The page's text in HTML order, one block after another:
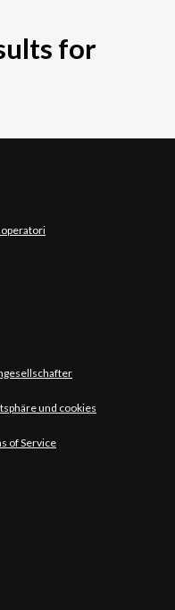
for
und cookies
of Service